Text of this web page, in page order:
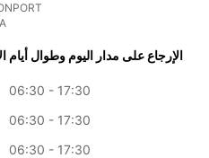
الإرجاع على مدار اليوم وطوال أيام
06:30 - 17:30
06:30 - 17:30
06:30 - 17:30